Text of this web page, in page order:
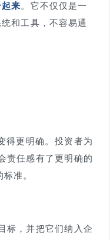
来。它不仅仅是一
和工具，不容易通
得更明确。投资者为
责任感有了更明确的
准。
标，并把它们纳入企